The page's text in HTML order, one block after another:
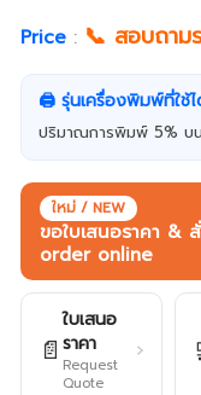
Price : 📞 สอบถาม
🖨️ รุ่นเครื่องพิมพ์ที่ใช้
ปริมาณการพิมพ์ 5% บ
ใหม่ / NEW
ขอใบเสนอราคา
order online
📄
ใบเสนอ
ราคา
Request
Quote
›